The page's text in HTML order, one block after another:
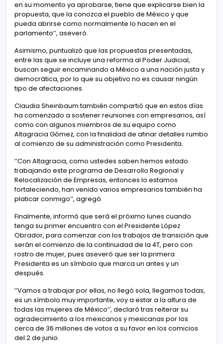
en su momento ya aprobarse, tiene que explicarse bien la
propuesta, que la conozca el pueblo de México y que
pueda abrirse como normalmente lo hacen en el
parlamento’’, aseveró.
Asimismo, puntualizó que las propuestas presentadas,
entre las que se incluye una reforma al Poder Judicial,
buscan seguir encaminando a México a una nación justa y
democrática, por lo que su objetivo no es causar ningún
tipo de afectaciones.
Claudia Sheinbaum también compartió que en estos días
ha comenzado a sostener reuniones con empresarios, así
como con algunos miembros de su equipo como
Altagracia Gómez, con la finalidad de afinar detalles rumbo
al comienzo de su administración como Presidenta.
‘’Con Altagracia, como ustedes saben hemos estado
trabajando este programa de Desarrollo Regional y
Relocalización de Empresas, entonces lo estamos
fortaleciendo, han venido varios empresarios también ha
platicar conmigo’’, agregó.
Finalmente, informó que será el próximo lunes cuando
tenga su primer encuentro con el Presidente López
Obrador, para comenzar con los trabajos de transición que
serán el comienzo de la continuidad de la 4T, pero con
rostro de mujer, pues aseveró que ser la primera
Presidenta es un símbolo que marca un antes y un
después.
’’Vamos a trabajar por ellas, no llegó sola, llegamos todas,
es un símbolo muy importante, voy a estar a la altura de
todas las mujeres de México’’, declaró tras reiterar su
agradecimiento a los mexicanos y mexicanas por los
cerca de 36 millones de votos a su favor en los comicios
del 2 de junio.